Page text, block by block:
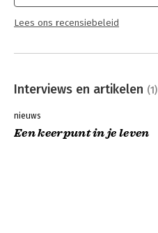
Lees ons recensiebeleid
Interviews en artikelen (1)
nieuws
Een keerpunt in je leven